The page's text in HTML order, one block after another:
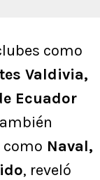
como
Valdivia,
Ecuador
Naval,
, reveló